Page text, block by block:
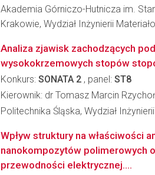
Akademia Górniczo-Hutnicza im.
Krakowie, Wydział Inżynierii
Analiza zjawisk zachodzących
wysokokrzemowych stopów
Konkurs: SONATA 2 , panel: ST8
Kierownik: dr Tomasz Marcin
Politechnika Śląska, Wydział
Wpływ struktury na właściwości
nanokompozytów polimerowych
przewodności elektrycznej....